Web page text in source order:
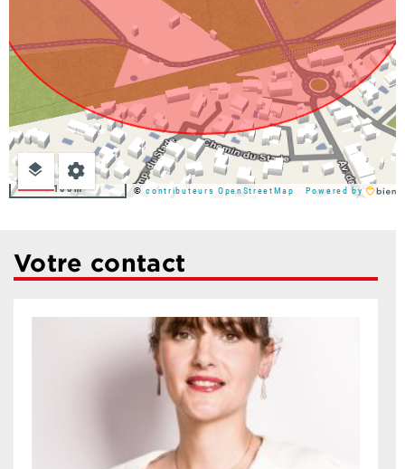
100m ©contributeurs OpenStreetMap Powered by
Votre contact